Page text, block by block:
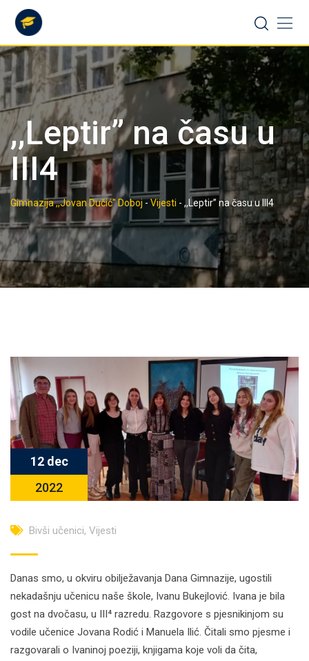
content
,,Leptir” na času u
III4
Gimnazija ,,Jovan Dučić" Doboj - Vijesti - ,,Leptir” na času u III4
12 dec
2022
Bivši učenici, Vijesti
Danas smo, u okviru obilježavanja Dana Gimnazije, ugostili
nekadašnju učenicu naše škole, Ivanu Bukejlović. Ivana je bila
gost na dvočasu, u III⁴ razredu. Razgovore s pjesnikinjom su
vodile učenice Jovana Rodić i Manuela Ilić. Čitali smo pjesme i
razgovarali o Ivaninoj poeziji, knjigama koje voli da čita,